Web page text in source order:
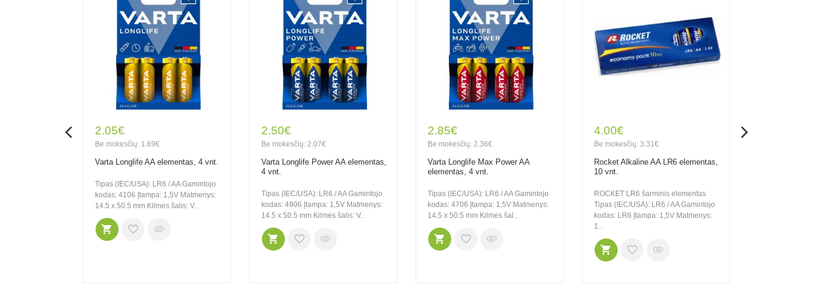
2.05€
Be mokesčių: 1.69€
Varta Longlife AA elementas, 4 vnt.
Tipas (IEC/USA): LR6 / AA Gamintojo
kodas: 4106 Įtampa: 1,5V Matmenys:
14.5 x 50.5 mm Kilmės šalis: V..
2.50€
Be mokesčių: 2.07€
Varta Longlife Power AA elementas,
4 vnt.
Tipas (IEC/USA): LR6 / AA Gamintojo
kodas: 4906 Įtampa: 1,5V Matmenys:
14.5 x 50.5 mm Kilmės šalis: V..
2.85€
Be mokesčių: 2.36€
Varta Longlife Max Power AA
elementas, 4 vnt.
Tipas (IEC/USA): LR6 / AA Gamintojo
kodas: 4706 Įtampa: 1,5V Matmenys:
14.5 x 50.5 mm Kilmės šal..
4.00€
Be mokesčių: 3.31€
Rocket Alkaline AA LR6 elementas,
10 vnt.
ROCKET LR6 šarminis elementas
Tipas (IEC/USA): LR6 / AA Gamintojo
kodas: LR6 Įtampa: 1,5V Matmenys:
1..